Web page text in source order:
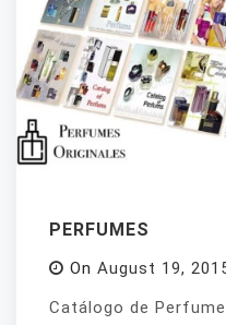
PERFUMES
On August 19,
Catálogo de